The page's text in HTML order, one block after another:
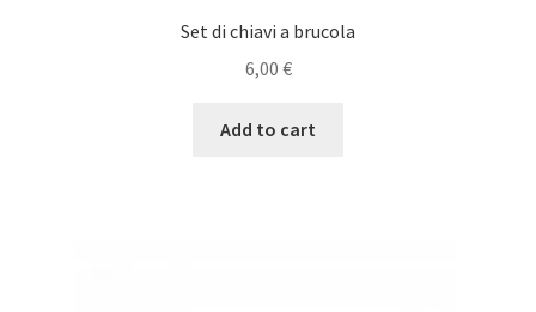
Set di chiavi a brucola
6,00 €
Add to cart